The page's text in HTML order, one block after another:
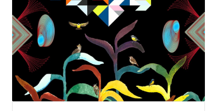
News & Event
Store Locator
Smeg Exclusive
About Smeg